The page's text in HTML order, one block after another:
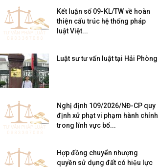
Kết luận số 09-KL/TW về hoàn
thiện cấu trúc hệ thống pháp
luật Việt...
Luật sư tư vấn luật tại Hải Phòng
Nghị định 109/2026/NĐ-CP quy
định xử phạt vi phạm hành chính
trong lĩnh vực bổ...
Hợp đồng chuyển nhượng
quyền sử dụng đất có hiệu lực